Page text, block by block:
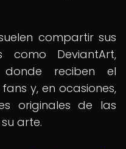
compartir sus
DeviantArt,
reciben el
y, en ocasiones,
originales de las
arte.